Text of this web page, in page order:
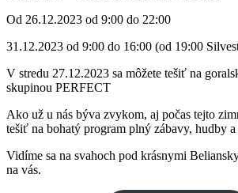
Od 26.12.2023 od 9:00 do 22:00
31.12.2023 od 9:00 do 16:00 (od 19:00
V stredu 27.12.2023 sa môžete tešiť na
skupinou PERFECT
Ako už u nás býva zvykom, aj počas tejto
tešiť na bohatý program plný zábavy, hudby
Vidíme sa na svahoch pod krásnymi
na vás.